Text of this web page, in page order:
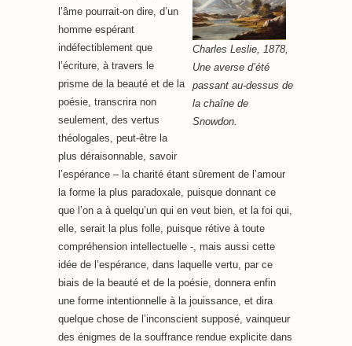
Charles Leslie, 1878,
Une averse d’été
passant au-dessus de
la chaîne de
Snowdon.
l’âme pourrait-on dire, d’un
homme espérant
indéfectiblement que
l’écriture, à travers le
prisme de la beauté et de la
poésie, transcrira non
seulement, des vertus
théologales, peut-être la
plus déraisonnable, savoir
l’espérance – la charité étant sûrement de l’amour
la forme la plus paradoxale, puisque donnant ce
que l’on a à quelqu’un qui en veut bien, et la foi qui,
elle, serait la plus folle, puisque rétive à toute
compréhension intellectuelle -, mais aussi cette
idée de l’espérance, dans laquelle vertu, par ce
biais de la beauté et de la poésie, donnera enfin
une forme intentionnelle à la jouissance, et dira
quelque chose de l’inconscient supposé, vainqueur
des énigmes de la souffrance rendue explicite dans